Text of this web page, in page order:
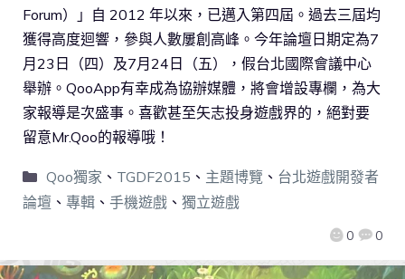
0 0
Forum）」自 2012 年以來，已邁入第四屆。過去三屆均
獲得高度迴響，參與人數屢創高峰。今年論壇日期定為7
月23日（四）及7月24日（五），假台北國際會議中心
舉辦。QooApp有幸成為協辦媒體，將會增設專欄，為大
家報導是次盛事。喜歡甚至矢志投身遊戲界的，絕對要
留意Mr.Qoo的報導哦！
Qoo獨家 、 TGDF2015 、 主題博覽 、 台北遊戲開發者
論壇 、 專輯 、 手機遊戲 、 獨立遊戲